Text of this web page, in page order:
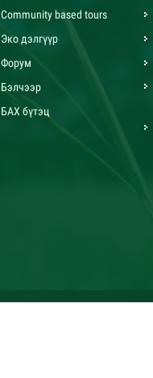
Community based tours
Эко дэлгүүр
Форум
Бэлчээр
БАХ бүтэц